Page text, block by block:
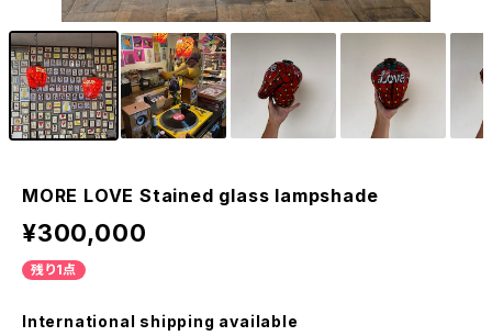
MORE LOVE Stained glass lampshade
¥300,000
残り1点
International shipping available